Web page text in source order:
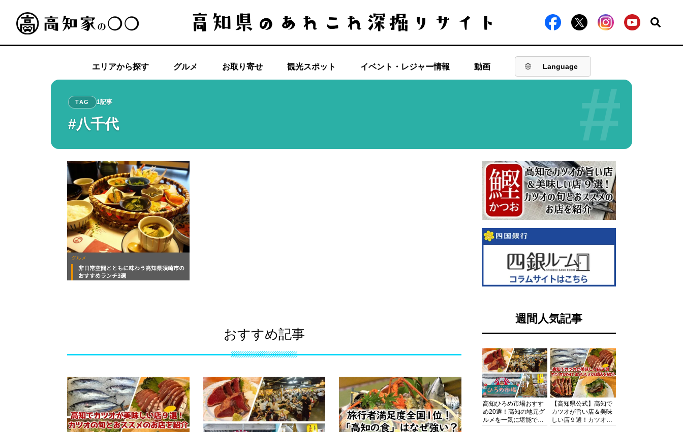
エリアから探す グルメ お取り寄せ 観光スポット イベント・レジャー情報 動画 Language
#
TAG 1記事
#八千代
グルメ
非日常空間とともに味わう高知県須崎市の
おすすめランチ3選
おすすめ記事
週間人気記事
高知ひろめ市場おすす
め20選！高知の地元グ
ルメを一気に堪能でき
【高知県公式】高知で
カツオが旨い店＆美味
しい店９選！カツオの